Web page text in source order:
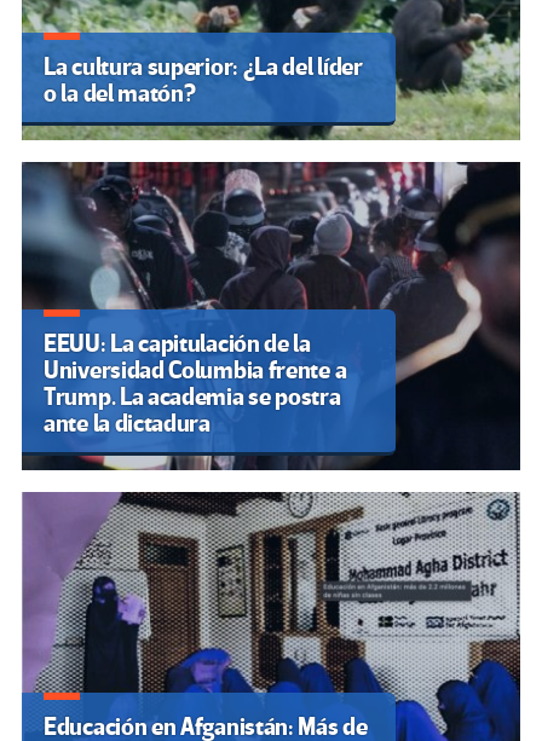
La cultura superior: ¿La del líder
o la del matón?
EEUU: La capitulación de la
Universidad Columbia frente a
Trump. La academia se postra
ante la dictadura
Educación en Afganistán: Más de